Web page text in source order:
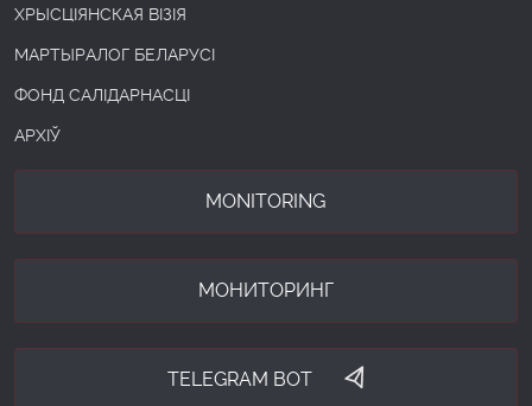
ХРЫСЦІЯНСКАЯ ВІЗІЯ
МАРТЫРАЛОГ БЕЛАРУСІ
ФОНД САЛІДАРНАСЦІ
АРХІЎ
MONITORING
МОНИТОРИНГ
TELEGRAM BOT